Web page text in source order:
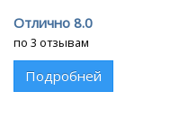
Отлично 8.0
по 3 отзывам
Подробней